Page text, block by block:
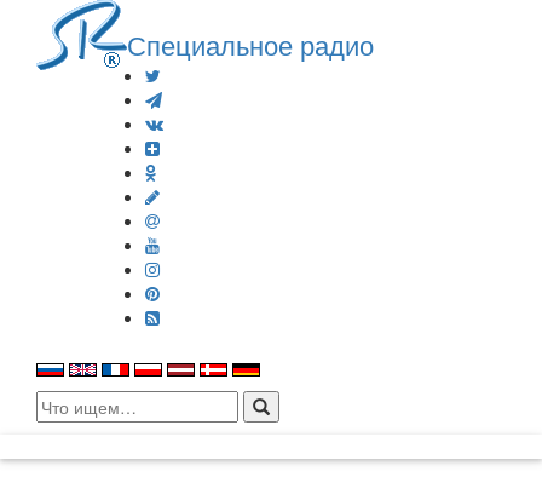
Специальное радио
Search
for: